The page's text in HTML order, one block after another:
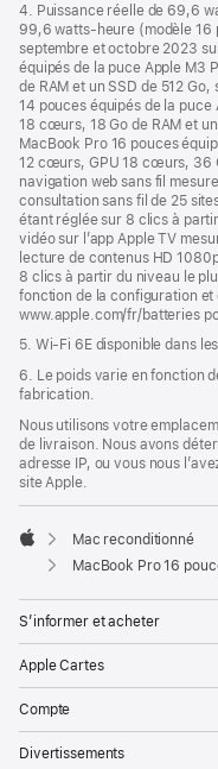
4. Puissance réelle de 69,6
99,6 watts-heure (modèle 16
septembre et octobre 2023
équipés de la puce Apple
de RAM et un SSD de 512
14 pouces équipés de la
18 cœurs, 18 Go de RAM et
MacBook Pro 16 pouces
12 cœurs, GPU 18 cœurs, 36
navigation web sans fil
consultation sans fil de 25
étant réglée sur 8 clics à
vidéo sur l’app Apple TV
lecture de contenus HD
8 clics à partir du niveau le
fonction de la configuration et
www.apple.com/fr/batteries
5. Wi-Fi 6E disponible dans
6. Le poids varie en fonction
fabrication.
Nous utilisons votre
de livraison. Nous avons
adresse IP, ou vous nous
site Apple.
Apple
Mac reconditionné
MacBook Pro 16 pouces
S’informer et acheter
Apple Cartes
Compte
Divertissements